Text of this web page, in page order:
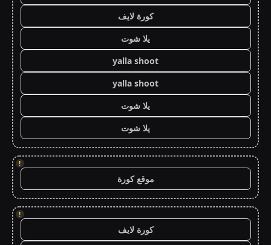
كورة لايف
يلا شوت
yalla shoot
yalla shoot
يلا شوت
يلا شوت
!
موقع كورة
!
كورة لايف